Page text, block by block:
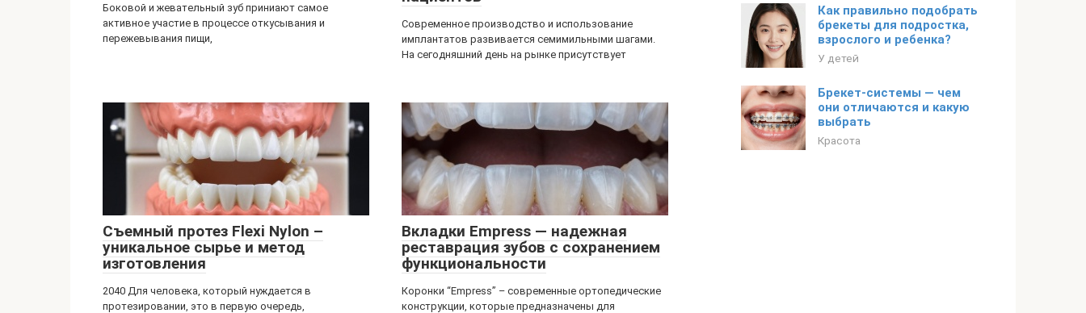
Боковой и жевательный зуб приниают самое
активное участие в процессе откусывания и
пережевывания пищи,
Современное производство и использование
имплантатов развивается семимильными шагами.
На сегодняшний день на рынке присутствует
Съемный протез Flexi Nylon –
уникальное сырье и метод
изготовления
2040 Для человека, который нуждается в
протезировании, это в первую очередь,
Вкладки Empress ― надежная
реставрация зубов с сохранением
функциональности
Коронки “Empress” – современные ортопедические
конструкции, которые предназначены для
Как правильно подобрать
брекеты для подростка,
взрослого и ребенка?
У детей
Брекет-системы — чем
они отличаются и какую
выбрать
Красота